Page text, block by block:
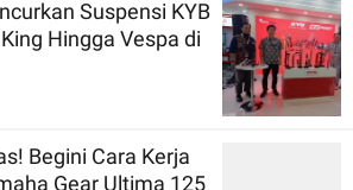
Suspensi KYB
Hingga Vespa di
Begini Cara Kerja
Gear Ultima 125